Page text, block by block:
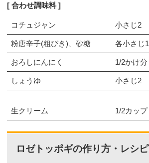
合わせ調味料
コチュジャン 小さじ2
粉唐辛子(粗びき)、砂糖 各小さじ1
おろしにんにく 1/2かけ分
しょうゆ 小さじ2
生クリーム 1/2カップ
ロゼトッポギの作り方・レシピ